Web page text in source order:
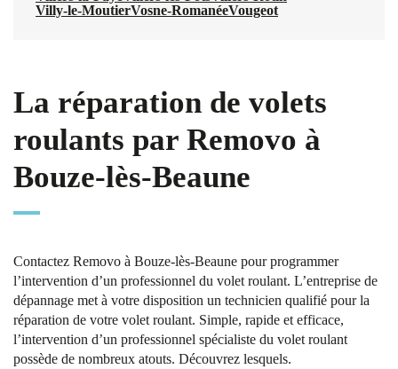
Villy-le-MoutierVosne-RomanéeVougeot
La réparation de volets
roulants par Removo à
Bouze-lès-Beaune
Contactez Removo à Bouze-lès-Beaune pour programmer
l’intervention d’un professionnel du volet roulant. L’entreprise de
dépannage met à votre disposition un technicien qualifié pour la
réparation de votre volet roulant. Simple, rapide et efficace,
l’intervention d’un professionnel spécialiste du volet roulant
possède de nombreux atouts. Découvrez lesquels.